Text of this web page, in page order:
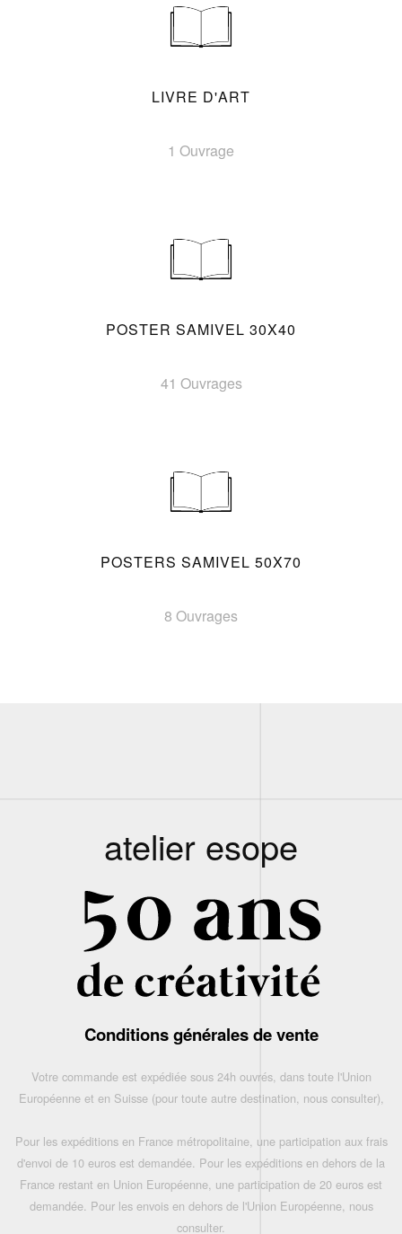
LIVRE D'ART
1 Ouvrage
POSTER SAMIVEL 30X40
41 Ouvrages
POSTERS SAMIVEL 50X70
8 Ouvrages
atelier esope
Conditions générales de vente
Votre commande est expédiée sous 24h ouvrés, dans toute l'Union
Européenne et en Suisse (pour toute autre destination, nous consulter),
Pour les expéditions en France métropolitaine, une participation aux frais
d'envoi de 10 euros est demandée. Pour les expéditions en dehors de la
France restant en Union Européenne, une participation de 20 euros est
demandée. Pour les envois en dehors de l'Union Européenne, nous
consulter.